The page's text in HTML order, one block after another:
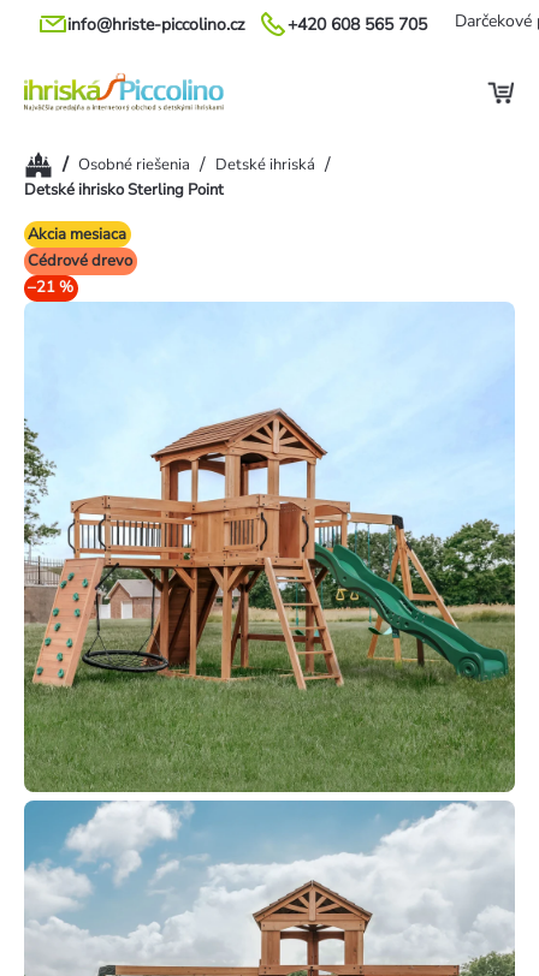
Prejsť
+420 608 565 705
info@hriste-piccolino.cz Darčekové
Domov
/ Osobné riešenia / Detské ihriská /
Detské ihrisko Sterling Point
Akcia mesiaca
Cédrové drevo
–21 %